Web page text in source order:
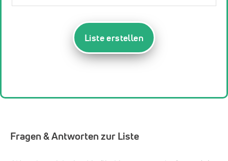
Liste erstellen
Fragen & Antworten zur Liste